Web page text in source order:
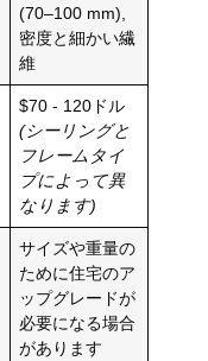
(70–100 mm),
密度と細かい繊
維
$70 - 120ドル
(シーリングと
フレームタイ
プによって異
なります)
サイズや重量の
ために住宅のア
ップグレードが
必要になる場合
があります